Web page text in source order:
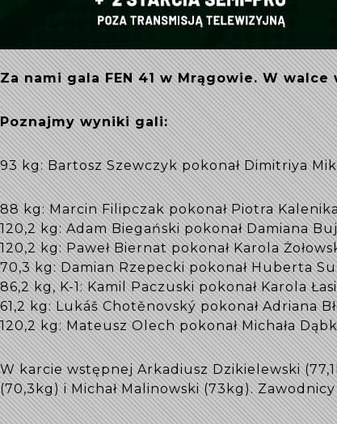
Za nami gala FEN 41 w Mrągowie. W
Poznajmy wyniki gali:
93 kg: Bartosz Szewczyk pokonał Dimitriya
88 kg: Marcin Filipczak pokonał Piotra
120,2 kg: Adam Biegański pokonał Damiana
120,2 kg: Paweł Biernat pokonał Karola
70,3 kg: Damian Rzepecki pokonał Huberta
86,2 kg, K-1: Kamil Paczuski pokonał Karola
61,2 kg: Lukáš Chotěnovský pokonał Adriana
120,2 kg: Mateusz Olech pokonał Michała
W karcie wstępnej Arkadiusz Dzikielewski
(70,3kg) i Michał Malinowski (73kg).